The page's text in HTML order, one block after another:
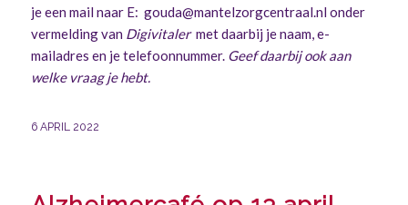
je een mail naar E: gouda@mantelzorgcentraal.nl onder
vermelding van Digivitaler met daarbij je naam, e-
mailadres en je telefoonnummer. Geef daarbij ook aan
welke vraag je hebt.
6 APRIL 2022